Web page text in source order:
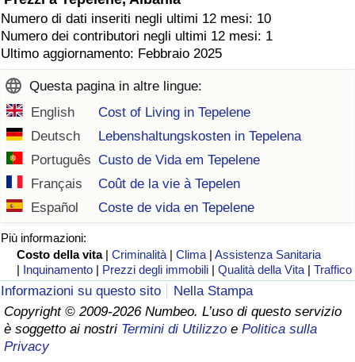
Numero di dati inseriti negli ultimi 12 mesi: 10
Numero dei contributori negli ultimi 12 mesi: 1
Ultimo aggiornamento: Febbraio 2025
Questa pagina in altre lingue:
English
Cost of Living in Tepelene
Deutsch
Lebenshaltungskosten in Tepelena
Português Custo de Vida em Tepelene
Français
Coût de la vie à Tepelen
Español
Coste de vida en Tepelene
Più informazioni:
Costo della vita |Criminalità |Clima |Assistenza Sanitaria
| Inquinamento | Prezzi degli immobili |Qualità della Vita |Traffico
Informazioni su questo sito
Nella Stampa
Copyright © 2009-2026 Numbeo. L’uso di questo servizio
è soggetto ai nostri Termini di Utilizzo e Politica sulla
Privacy